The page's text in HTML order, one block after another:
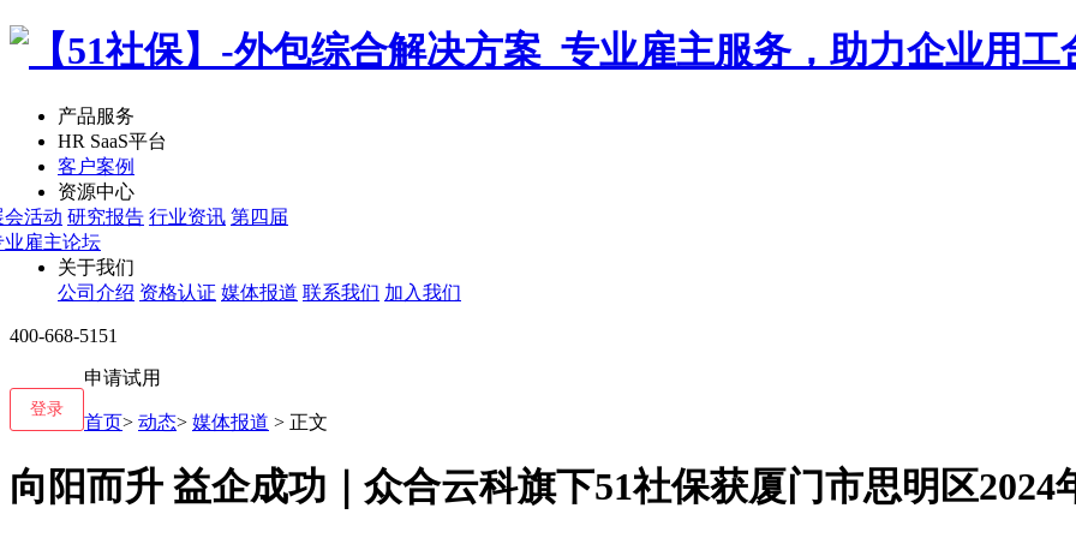
产品服务
HR SaaS平台
客户案例
资源中心
会活动 研究报告 行业资讯 第四届
业雇主论坛
关于我们
公司介绍 资格认证 媒体报道 联系我们 加入我们
400-668-5151
登录
申请试用
首页> 动态> 媒体报道 > 正文
向阳而升 益企成功｜众合云科旗下51社保获厦门市思明区2024